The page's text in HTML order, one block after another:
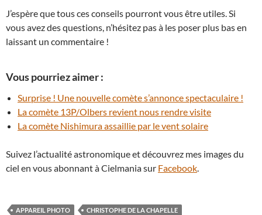
J’espère que tous ces conseils pourront vous être utiles. Si
vous avez des questions, n’hésitez pas à les poser plus bas en
laissant un commentaire !
Vous pourriez aimer :
Surprise ! Une nouvelle comète s’annonce spectaculaire !
La comète 13P/Olbers revient nous rendre visite
La comète Nishimura assaillie par le vent solaire
Suivez l’actualité astronomique et découvrez mes images du
ciel en vous abonnant à Cielmania sur Facebook.
APPAREIL PHOTO
CHRISTOPHE DE LA CHAPELLE